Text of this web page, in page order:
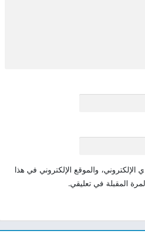
والموقع الإلكتروني في هذا
المقبلة في تعليقي.